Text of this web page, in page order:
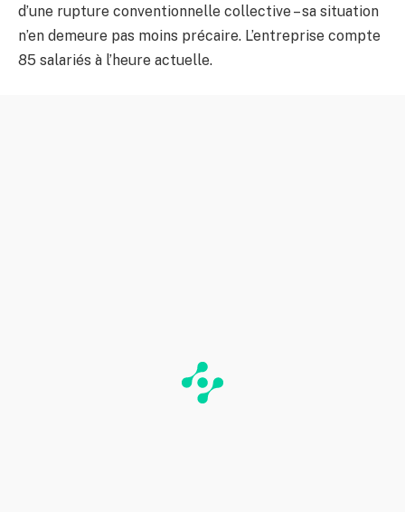
d’une rupture conventionnelle collective – sa situation
n’en demeure pas moins précaire. L’entreprise compte
85 salariés à l’heure actuelle.